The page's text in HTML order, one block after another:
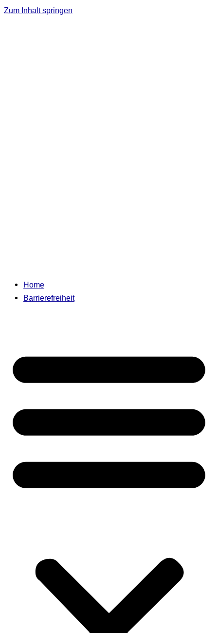
Zum Inhalt springen
Home
Barrierefreiheit